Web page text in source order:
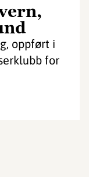
oppført i
for